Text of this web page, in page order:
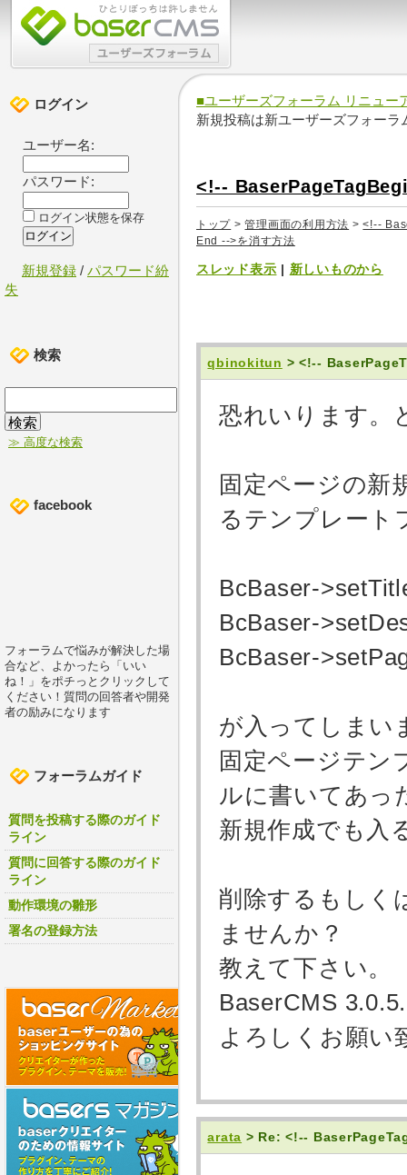
■ユーザーズフォーラム リニュー
新規投稿は新ユーザーズフォーラ
<!--
トップ >管理画面の利用方法 ><!--
End -->を消す方法
スレッド表示 | 新しいものから
qbinokitun > <!--
恐れいります。
固定ページの新
るテンプレート
BcBaser-
BcBaser-
BcBaser-
が入ってしまい
固定ページテン
ルに書いてあっ
新規作成でも入
削除するもしく
ませんか？
教えて下さい。
BaserCMS
よろしくお願い
arata > Re: <!--
ログイン
ユーザー名:
パスワード:
ログイン状態を保存
新規登録 / パスワード紛
失
検索
≫ 高度な検索
facebook
フォーラムで悩みが解決した場
合など、よかったら「いい
ね！」をポチっとクリックして
ください！質問の回答者や開発
者の励みになります
フォーラムガイド
質問を投稿する際のガイド
ライン
質問に回答する際のガイド
ライン
動作環境の雛形
署名の登録方法